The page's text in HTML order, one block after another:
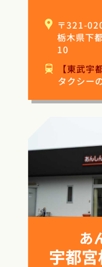
〒321-
栃木県下
10
【東武宇
タクシー
あ
宇都